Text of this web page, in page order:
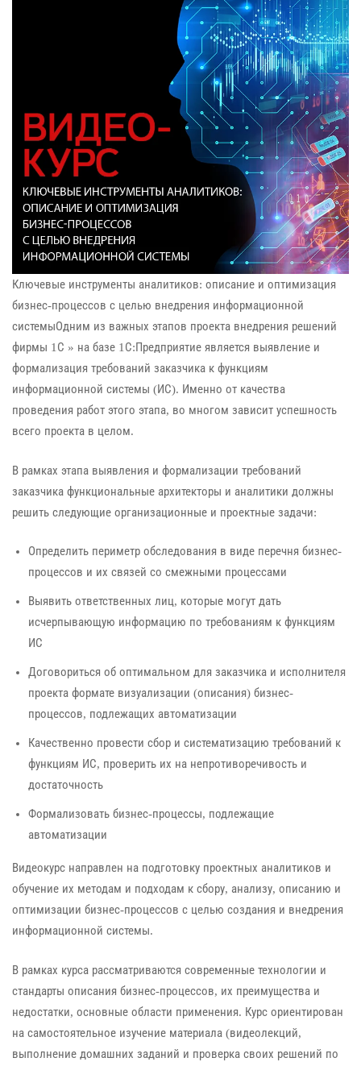
Ключевые инструменты аналитиков: описание и оптимизация
бизнес-процессов с целью внедрения информационной
системыОдним из важных этапов проекта внедрения решений
фирмы 1С » на базе 1С:Предприятие является выявление и
формализация требований заказчика к функциям
информационной системы (ИС). Именно от качества
проведения работ этого этапа, во многом зависит успешность
всего проекта в целом.
В рамках этапа выявления и формализации требований
заказчика функциональные архитекторы и аналитики должны
решить следующие организационные и проектные задачи:
Определить периметр обследования в виде перечня бизнес-
процессов и их связей со смежными процессами
Выявить ответственных лиц, которые могут дать
исчерпывающую информацию по требованиям к функциям
ИС
Договориться об оптимальном для заказчика и исполнителя
проекта формате визуализации (описания) бизнес-
процессов, подлежащих автоматизации
Качественно провести сбор и систематизацию требований к
функциям ИС, проверить их на непротиворечивость и
достаточность
Формализовать бизнес-процессы, подлежащие
автоматизации
Видеокурс направлен на подготовку проектных аналитиков и
обучение их методам и подходам к сбору, анализу, описанию и
оптимизации бизнес-процессов с целью создания и внедрения
информационной системы.
В рамках курса рассматриваются современные технологии и
стандарты описания бизнес-процессов, их преимущества и
недостатки, основные области применения. Курс ориентирован
на самостоятельное изучение материала (видеолекций,
выполнение домашних заданий и проверка своих решений по